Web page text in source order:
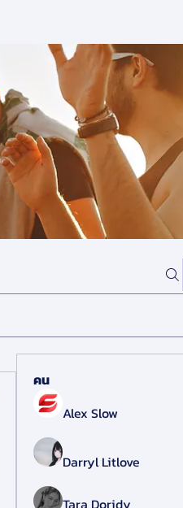
คน
Alex Slow
Darryl Litlove
Tara Doridy